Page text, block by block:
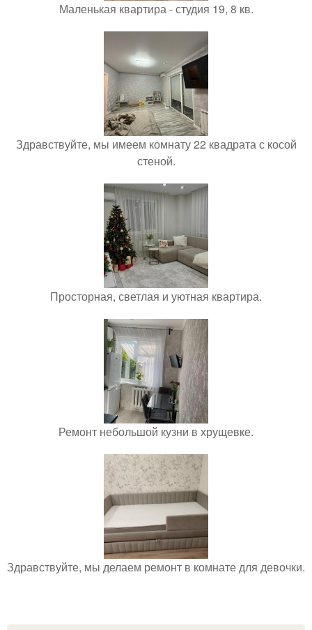
Маленькая квартира - студия 19, 8 кв.
Здравствуйте, мы имеем комнату 22 квадрата с косой
стеной.
Просторная, светлая и уютная квартира.
Ремонт небольшой кузни в хрущевке.
Здравствуйте, мы делаем ремонт в комнате для девочки.